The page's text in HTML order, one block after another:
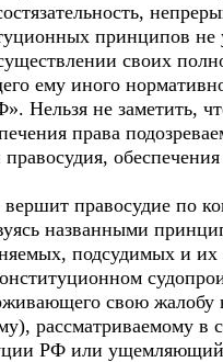
принципов
своих
ему иного
Нельзя не заметить,
права
правосудие по
названными
подсудимых и их
свою жалобу
рассматриваемому в
РФ или ущемляющий